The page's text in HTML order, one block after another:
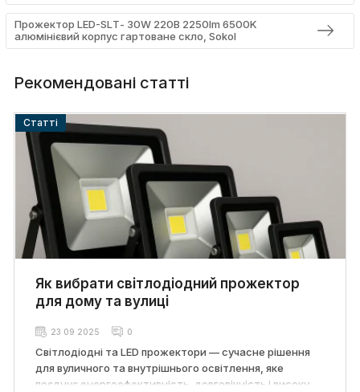
Прожектор LED-SLТ- 30W 220В 2250lm 6500K
алюмінієвий корпус гартоване скло, Sokol
Рекомендовані статті
Cтатті
Як вибрати світлодіодний прожектор
для дому та вулиці
23 09 2025 0
Світлодіодні та LED прожектори — сучасне рішення
для вуличного та внутрішнього освітлення, яке
поєднує енергоефективність, довговічність і високу